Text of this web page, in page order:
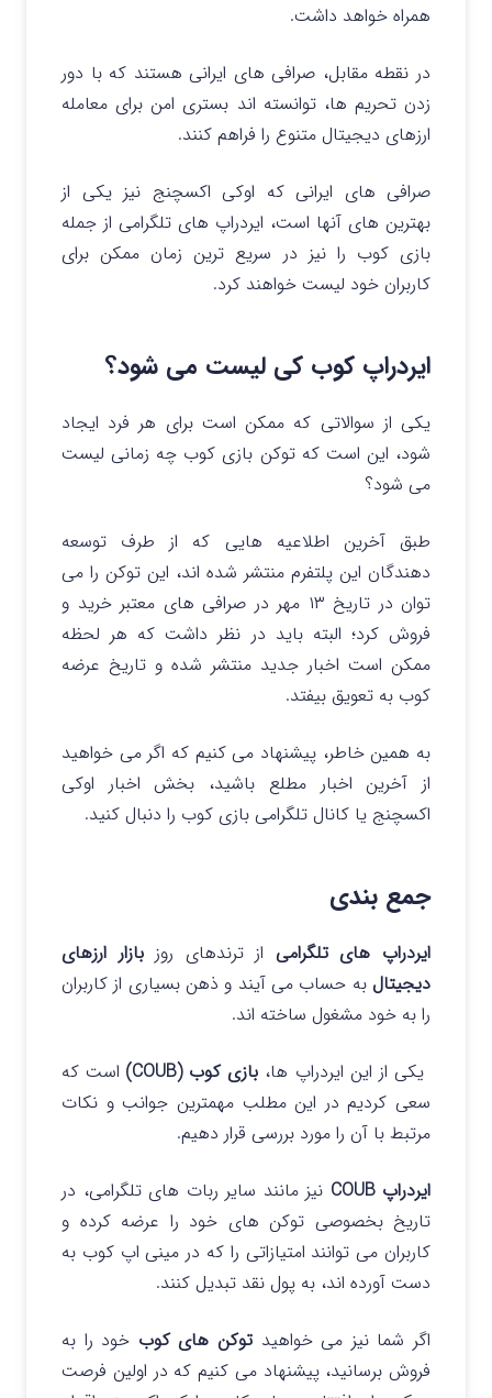
همراه خواهد داشت.
در نقطه مقابل، صرافی های ایرانی هستند که با دور
زدن تحریم ها، توانسته اند بستری امن برای معامله
ارزهای دیجیتال متنوع را فراهم کنند.
صرافی های ایرانی که اوکی اکسچنج نیز یکی از
بهترین های آنها است، ایردراپ های تلگرامی از جمله
بازی کوب را نیز در سریع ترین زمان ممکن برای
کاربران خود لیست خواهند کرد.
ایردراپ کوب کی لیست می شود؟
یکی از سوالاتی که ممکن است برای هر فرد ایجاد
شود، این است که توکن بازی کوب چه زمانی لیست
می شود؟
طبق آخرین اطلاعیه هایی که از طرف توسعه
دهندگان این پلتفرم منتشر شده اند، این توکن را می
توان در تاریخ ۱۳ مهر در صرافی های معتبر خرید و
فروش کرد؛ البته باید در نظر داشت که هر لحظه
ممکن است اخبار جدید منتشر شده و تاریخ عرضه
کوب به تعویق بیفتد.
به همین خاطر، پیشنهاد می کنیم که اگر می خواهید
از آخرین اخبار مطلع باشید، بخش اخبار اوکی
اکسچنج یا کانال تلگرامی بازی کوب را دنبال کنید.
جمع بندی
ایردراپ های تلگرامی از ترندهای روزبازار ارزهای
دیجیتال به حساب می آیند و ذهن بسیاری از کاربران
را به خود مشغول ساخته اند.
یکی از این ایردراپ ها، بازی کوب (COUB)
است که
سعی کردیم در این مطلب مهمترین جوانب و نکات
مرتبط با آن را مورد بررسی قرار دهیم.
ایردراپ COUB
نیز مانند سایر ربات های تلگرامی، در
تاریخ بخصوصی توکن های خود را عرضه کرده و
کاربران می توانند امتیازاتی را که در مینی اپ کوب به
دست آورده اند، به پول نقد تبدیل کنند.
اگر شما نیز می خواهید توکن های کوب خود را به
فروش برسانید، پیشنهاد می کنیم که در اولین فرصت